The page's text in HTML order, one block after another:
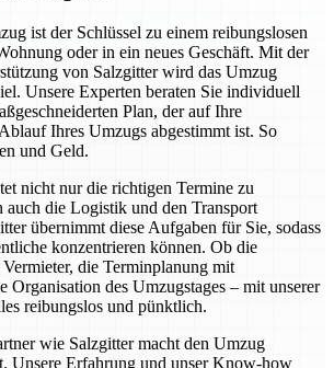
ist der Schlüssel zu einem reibungslosen
oder in ein neues Geschäft. Mit der
von Salzgitter wird das Umzug
Unsere Experten beraten Sie individuell
Plan, der auf Ihre
Ihres Umzugs abgestimmt ist. So
und Geld.
nicht nur die richtigen Termine zu
auch die Logistik und den Transport
übernimmt diese Aufgaben für Sie, sodass
konzentrieren können. Ob die
die Terminplanung mit
Organisation des Umzugstages – mit unserer
reibungslos und pünktlich.
wie Salzgitter macht den Umzug
Unsere Erfahrung und unser Know-how